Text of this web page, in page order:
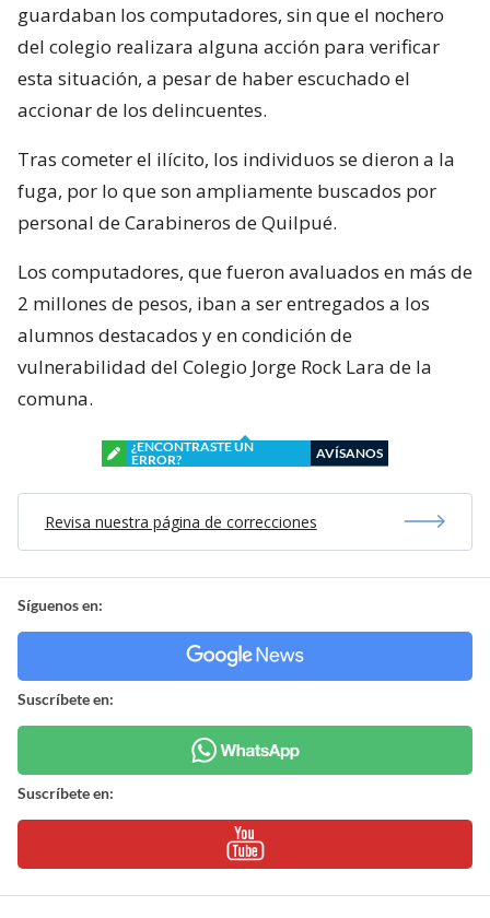
guardaban los computadores, sin que el nochero
del colegio realizara alguna acción para verificar
esta situación, a pesar de haber escuchado el
accionar de los delincuentes.
Tras cometer el ilícito, los individuos se dieron a la
fuga, por lo que son ampliamente buscados por
personal de Carabineros de Quilpué.
Los computadores, que fueron avaluados en más de
2 millones de pesos, iban a ser entregados a los
alumnos destacados y en condición de
vulnerabilidad del Colegio Jorge Rock Lara de la
comuna.
¿ENCONTRASTE UN
ERROR?
AVÍSANOS
Revisa nuestra página de correcciones
Síguenos en:
Suscríbete en:
Suscríbete en: